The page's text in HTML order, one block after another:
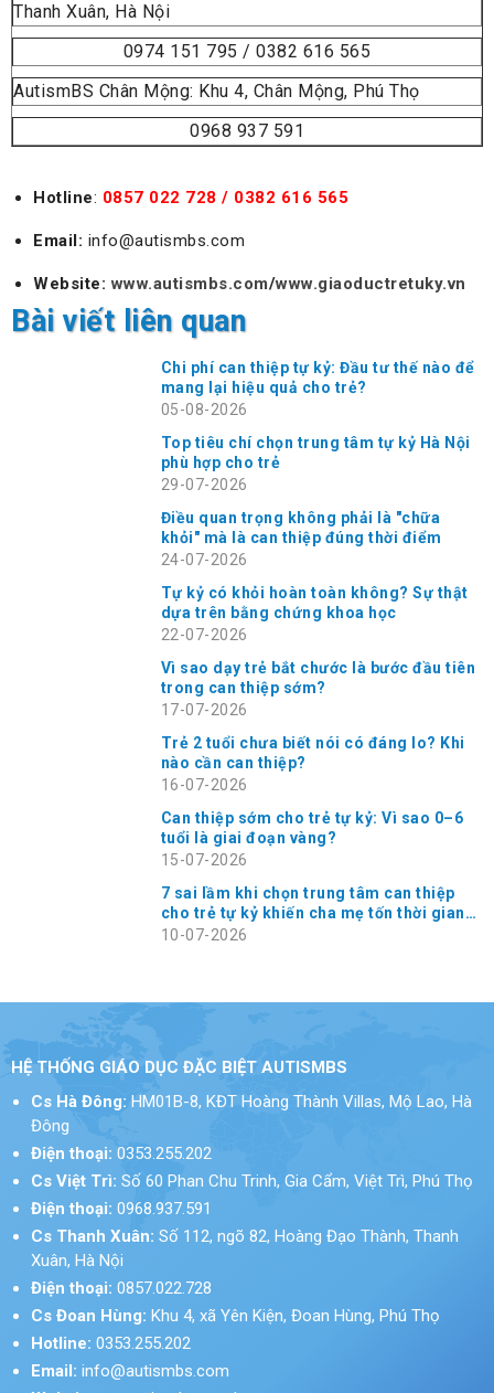
Thanh Xuân, Hà Nội
0974 151 795 / 0382 616 565
AutismBS Chân Mộng: Khu 4, Chân Mộng, Phú Thọ
0968 937 591
Hotline: 0857 022 728 / 0382 616 565
Email: info@autismbs.com
Website: www.autismbs.com/www.giaoductretuky.vn
Bài viết liên quan
Chi phí can thiệp tự kỷ: Đầu tư thế nào để
mang lại hiệu quả cho trẻ?
05-08-2026
Top tiêu chí chọn trung tâm tự kỷ Hà Nội
phù hợp cho trẻ
29-07-2026
Điều quan trọng không phải là "chữa
khỏi" mà là can thiệp đúng thời điểm
24-07-2026
Tự kỷ có khỏi hoàn toàn không? Sự thật
dựa trên bằng chứng khoa học
22-07-2026
Vì sao dạy trẻ bắt chước là bước đầu tiên
trong can thiệp sớm?
17-07-2026
Trẻ 2 tuổi chưa biết nói có đáng lo? Khi
nào cần can thiệp?
16-07-2026
Can thiệp sớm cho trẻ tự kỷ: Vì sao 0–6
tuổi là giai đoạn vàng?
15-07-2026
7 sai lầm khi chọn trung tâm can thiệp
cho trẻ tự kỷ khiến cha mẹ tốn thời gian
và chi phí
10-07-2026
HỆ THỐNG GIÁO DỤC ĐẶC BIỆT AUTISMBS
Cs Hà Đông: HM01B-8, KĐT Hoàng Thành Villas, Mộ Lao, Hà
Đông
Điện thoại: 0353.255.202
Cs Việt Trì: Số 60 Phan Chu Trinh, Gia Cẩm, Việt Trì, Phú Thọ
Điện thoại: 0968.937.591
Cs Thanh Xuân: Số 112, ngõ 82, Hoàng Đạo Thành, Thanh
Xuân, Hà Nội
Điện thoại: 0857.022.728
Cs Đoan Hùng: Khu 4, xã Yên Kiện, Đoan Hùng, Phú Thọ
Hotline: 0353.255.202
Email: info@autismbs.com